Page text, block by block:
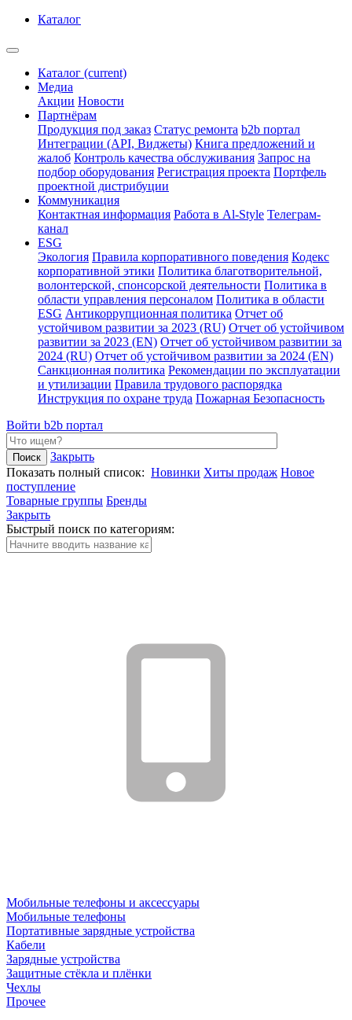
Каталог
Каталог (current)
Медиа
Акции Новости
Партнёрам
Продукция под заказ Статус ремонта b2b портал
Интеграции (API, Виджеты) Книга предложений и
жалоб Контроль качества обслуживания Запрос на
подбор оборудования Регистрация проекта Портфель
проектной дистрибуции
Коммуникация
Контактная информация Работа в Al-Style Телеграм-
канал
ESG
Экология Правила корпоративного поведения Кодекс
корпоративной этики Политика благотворительной,
волонтерской, спонсорской деятельности Политика в
области управления персоналом Политика в области
ESG Антикоррупционная политика Отчет об
устойчивом развитии за 2023 (RU) Отчет об устойчивом
развитии за 2023 (EN) Отчет об устойчивом развитии за
2024 (RU) Отчет об устойчивом развитии за 2024 (EN)
Санкционная политика Рекомендации по эксплуатации
и утилизации Правила трудового распорядка
Инструкция по охране труда Пожарная Безопасность
Войти b2b портал
Закрыть
Показать полный список: Новинки Хиты продаж Новое
поступление
Товарные группы Бренды
Закрыть
Быстрый поиск по категориям:
Мобильные телефоны и аксессуары
Мобильные телефоны
Портативные зарядные устройства
Кабели
Зарядные устройства
Защитные стёкла и плёнки
Чехлы
Прочее